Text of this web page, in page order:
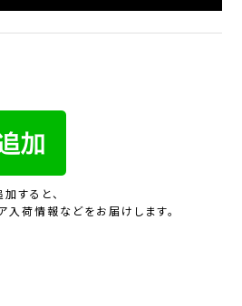
すると、
入荷情報などをお届けします。